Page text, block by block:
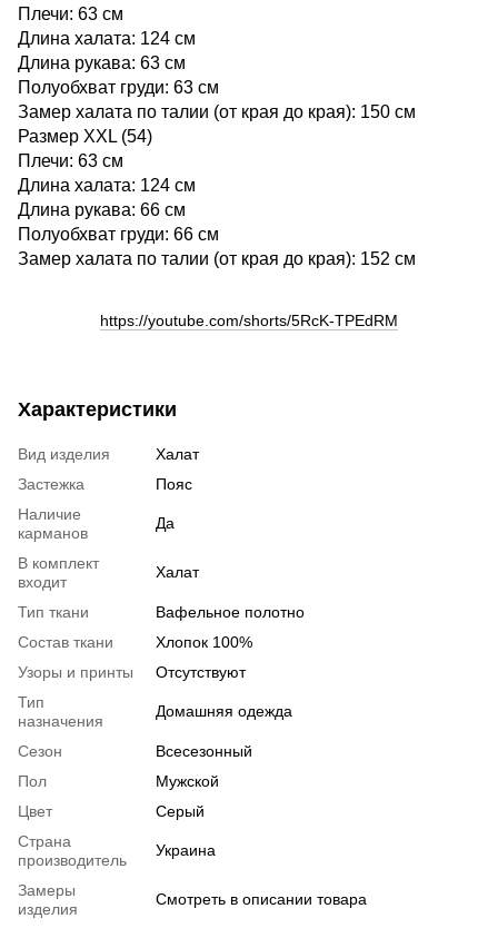
Плечи: 63 см
Длина халата: 124 см
Длина рукава: 63 см
Полуобхват груди: 63 см
Замер халата по талии (от края до края): 150 см
Размер XXL (54)
Плечи: 63 см
Длина халата: 124 см
Длина рукава: 66 см
Полуобхват груди: 66 см
Замер халата по талии (от края до края): 152 см
https://youtube.com/shorts/5RcK-TPEdRM
Характеристики
Вид изделия
Халат
Застежка
Пояс
Наличие
карманов
Да
В комплект
входит
Халат
Тип ткани
Вафельное полотно
Состав ткани
Хлопок 100%
Узоры и принты
Отсутствуют
Тип
назначения
Домашняя одежда
Сезон
Всесезонный
Пол
Мужской
Цвет
Серый
Страна
производитель
Украина
Замеры
изделия
Смотреть в описании товара